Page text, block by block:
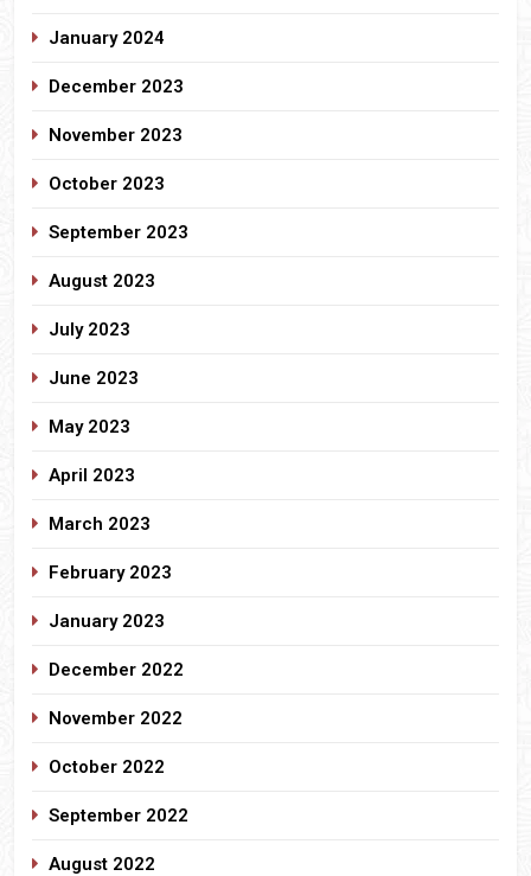
January 2024
December 2023
November 2023
October 2023
September 2023
August 2023
July 2023
June 2023
May 2023
April 2023
March 2023
February 2023
January 2023
December 2022
November 2022
October 2022
September 2022
August 2022